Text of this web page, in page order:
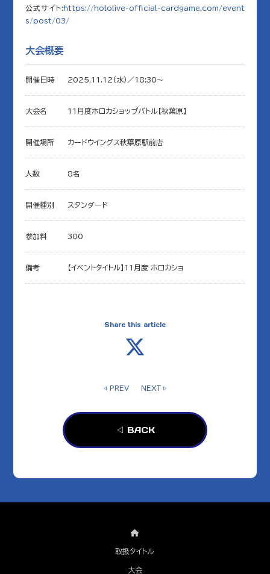
公式サイト: https://hololive-official-cardgame.com/event
s/post/03/
大会概要
開催日時 2025.11.12(水)／18:30〜
大会名 11月度ホロカショップバトル【秋葉原】
開催場所 カードウイングス秋葉原駅前店
人数 8名
開催種別 スタンダード
参加料 300
備考 【イベントタイトル】11月度 ホロカショ
Share this article
◁ PREV NEXT ▷
◁ BACK
取扱タイトル
大会